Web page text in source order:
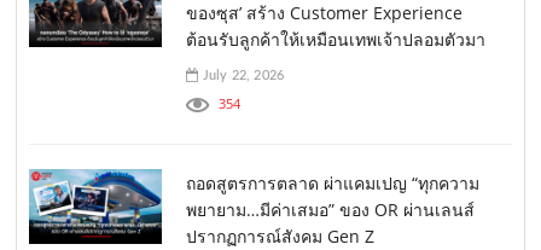
ของซุส’ สร้าง Customer Experience
ต้อนรับลูกค้าให้เหมือนเทพเจ้าปลอมตัวมา
July 22, 2026
354
ถอดสูตรการตลาด ผ่าแคมเปญ “ทุกความ
พยายาม…มีค่าเสมอ” ของ OR ผ่านเลนส์
ปรากฏการณ์สังคม Gen Z